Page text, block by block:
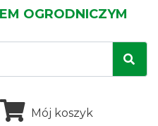
OGRODNICZYM
Mój koszyk